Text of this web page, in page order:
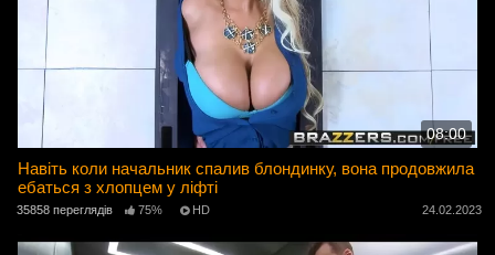
08:00
Навіть коли начальник спалив блондинку, вона продовжила
ебаться з хлопцем у ліфті
35858 переглядів 75% HD 24.02.2023